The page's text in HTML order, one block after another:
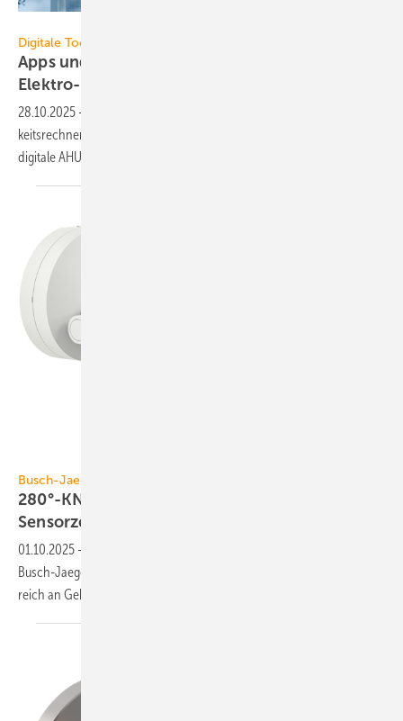
Digitale Tools
Apps und Soft­ware für die TGA- und
Elek­tro-Branche
28.10.2025 -
keits­rechner für Enbas, Hüppe Sphere Online-Konfi­gu­rator und Wolfs
digi­tale AHU
Busch-Jaeger
280°-KNX-Bewegungsmelder mit vier
Sensorzonen
01.10.2025 -
Busch-Jaeger erfasst mit einem Win­kel von 280° nahe­zu je­den Be­
reich an Ge­bäude­ecken und